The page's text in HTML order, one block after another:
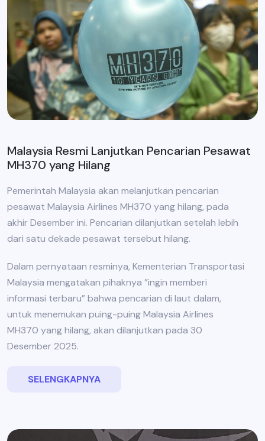
Malaysia Resmi Lanjutkan Pencarian Pesawat
MH370 yang Hilang
Pemerintah Malaysia akan melanjutkan pencarian
pesawat Malaysia Airlines MH370 yang hilang, pada
akhir Desember ini. Pencarian dilanjutkan setelah lebih
dari satu dekade pesawat tersebut hilang.
Dalam pernyataan resminya, Kementerian Transportasi
Malaysia mengatakan pihaknya ”ingin memberi
informasi terbaru” bahwa pencarian di laut dalam,
untuk menemukan puing-puing Malaysia Airlines
MH370 yang hilang, akan dilanjutkan pada 30
Desember 2025.
SELENGKAPNYA